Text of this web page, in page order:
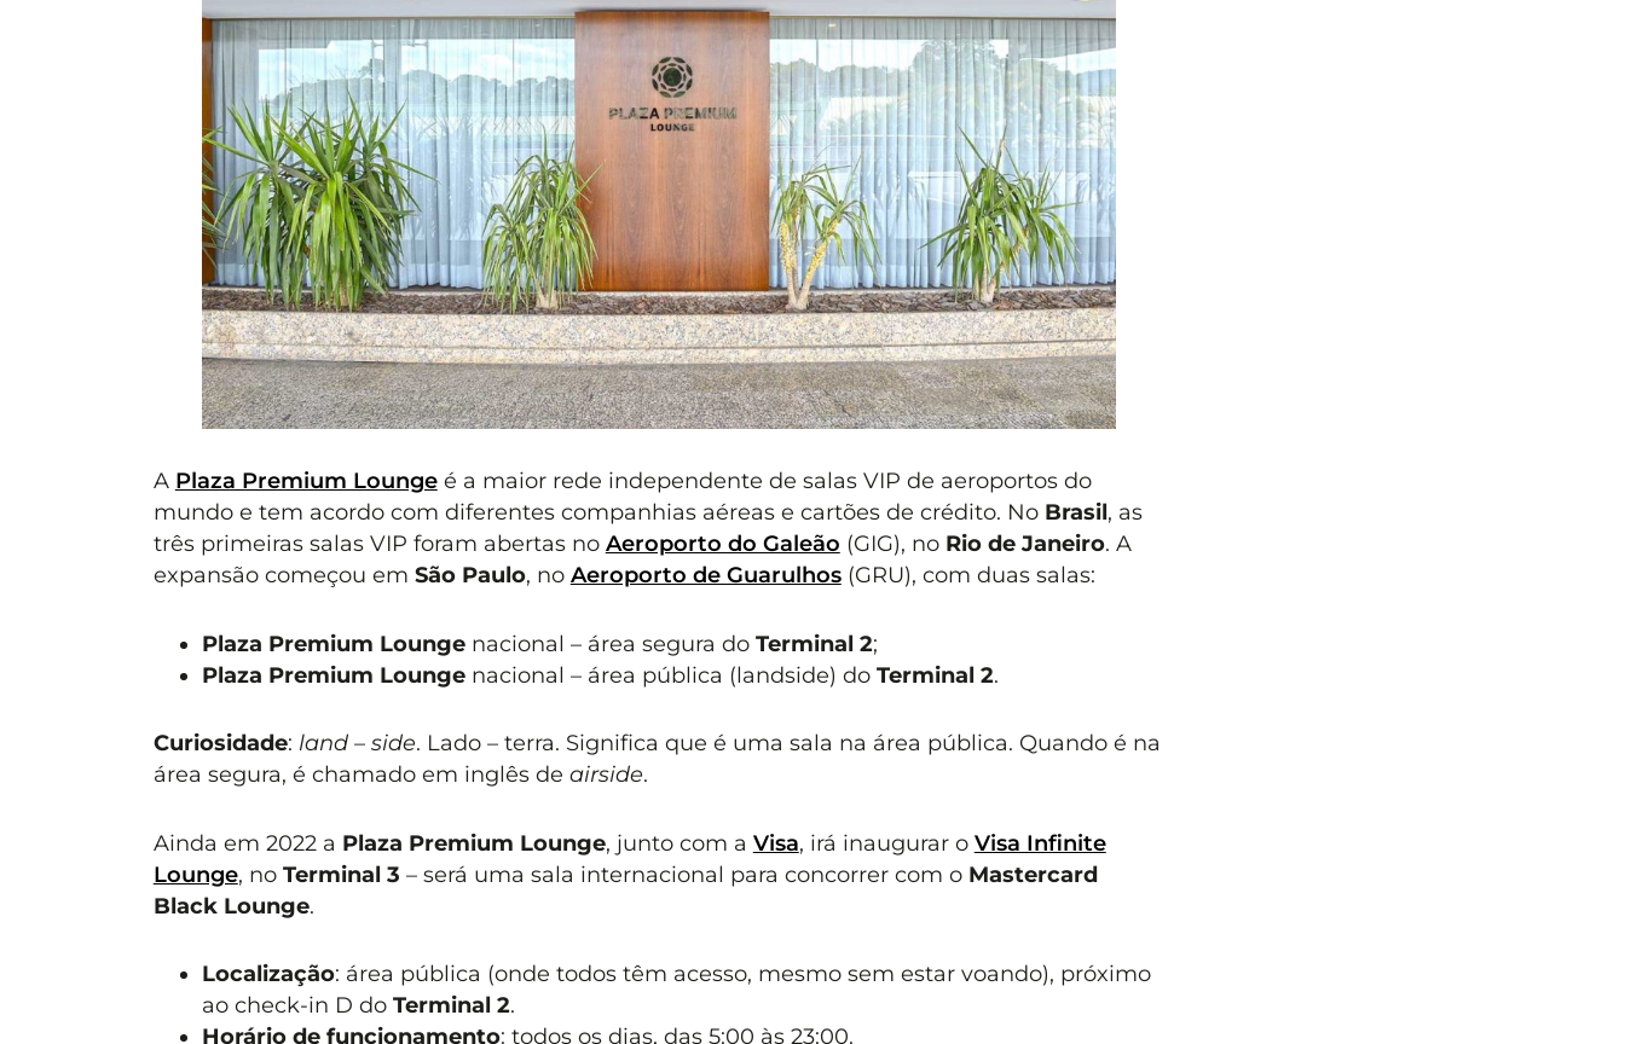
A Plaza Premium Loungeé a maior rede independente de salas VIP de aeroportos do
mundo e tem acordo com diferentes companhias aéreas e cartões de crédito. No Brasil, as
três primeiras salas VIP foram abertas no Aeroporto do Galeão (GIG), no Rio de Janeiro. A
expansão começou em São Paulo, no Aeroporto de Guarulhos(GRU), com duas salas:
Plaza Premium Loungenacional – área segura do Terminal 2;
Plaza Premium Loungenacional – área pública (landside) do Terminal 2.
Curiosidade: land – side. Lado – terra. Significa que é uma sala na área pública. Quando é na
área segura, é chamado em inglês de airside.
Ainda em 2022 a Plaza Premium Lounge, junto com a Visa, irá inaugurar o Visa Infinite
Lounge, no Terminal 3 – será uma sala internacional para concorrer com o Mastercard
Black Lounge.
Localização: área pública (onde todos têm acesso, mesmo sem estar voando), próximo
ao check-in D do Terminal 2.
Horário de funcionamento: todos os dias, das 5:00 às 23:00.